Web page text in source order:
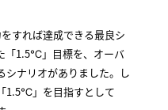
すれば達成できる最良シ
「1.5℃」目標を、オーバ
シナリオがありました。し
1.5℃」を目指すとして